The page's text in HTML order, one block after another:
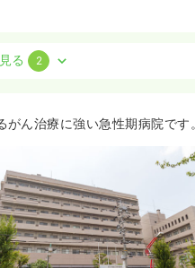
る 2
ん治療に強い急性期病院です。